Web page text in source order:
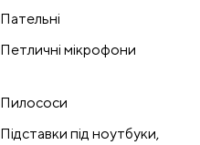
Пательні
Петличні мікрофони
Пилососи
Підставки під ноутбуки,